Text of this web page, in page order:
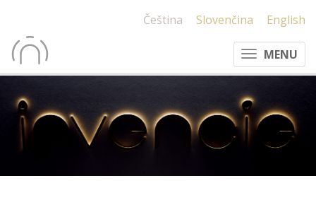
Čeština Slovenčina English
MENU